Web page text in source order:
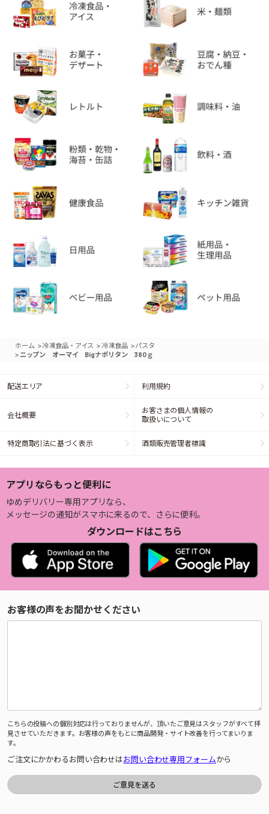
ホーム >冷凍食品・アイス > 冷凍食品 >パスタ
> ニップン オーマイ Bigナポリタン 380ｇ
配送エリア 利用規約
会社概要
お客さまの個人情報の
取扱いについて
特定商取引法に基づく表示 酒類販売管理者標識
アプリならもっと便利に
ゆめデリバリー専用アプリなら、
メッセージの通知がスマホに来るので、さらに便利。
ダウンロードはこちら
お客様の声をお聞かせください
こちらの投稿への個別対応は行っておりませんが、頂いたご意見はスタッフがすべて拝
見させていただきます。お客様の声をもとに商品開発・サイト改善を行ってまいりま
す。
ご注文にかかわるお問い合わせはお問い合わせ専用フォームから